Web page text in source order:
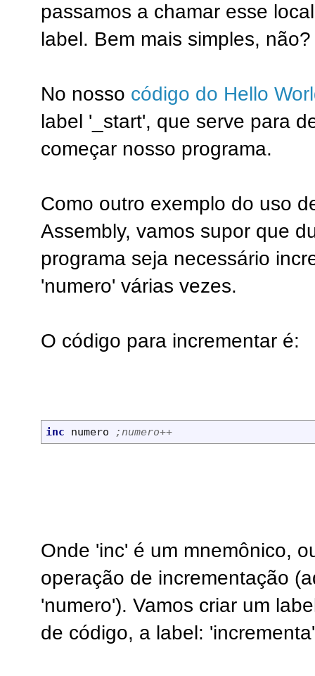
passamos a chamar esse
label. Bem mais simples, não?
No nosso código do Hello
label '_start', que serve para
começar nosso programa.
Como outro exemplo do uso
Assembly, vamos supor que
programa seja necessário
'numero' várias vezes.
O código para incrementar é:
inc numero ;numero++
Onde 'inc' é um mnemônico,
operação de incrementação
'numero'). Vamos criar um
de código, a label: